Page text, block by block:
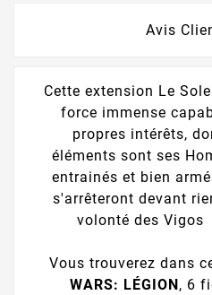
Avis
Cette extension Le
force immense
propres intérêts,
éléments sont ses
entrainés et bien
s'arrêteront devant
volonté des
Vous trouverez dans
WARS: LÉGION , 6